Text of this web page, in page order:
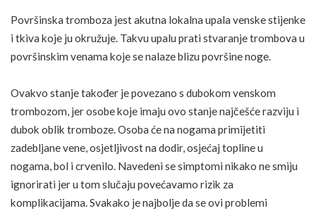
Površinska tromboza jest akutna lokalna upala venske stijenke
i tkiva koje ju okružuje. Takvu upalu prati stvaranje trombova u
površinskim venama koje se nalaze blizu površine noge.
Ovakvo stanje također je povezano s dubokom venskom
trombozom, jer osobe koje imaju ovo stanje najčešće razviju i
dubok oblik tromboze. Osoba će na nogama primijetiti
zadebljane vene, osjetljivost na dodir, osjećaj topline u
nogama, bol i crvenilo. Navedeni sesimptomi nikako ne smiju
ignorirati jer u tom slučaju povećavamo rizik za
komplikacijama. Svakako je najbolje da se ovi problemi